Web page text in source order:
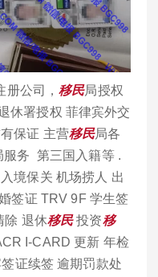
册公司，移民局授权
休署授权 菲律宾外交
保证 主营移民局各
务 第三国入籍等 .
境保关 机场捞人 出
签证 TRV 9F 学生签
除 退休移民投资移
I-CARD 更新 年检
证续签 逾期罚款处